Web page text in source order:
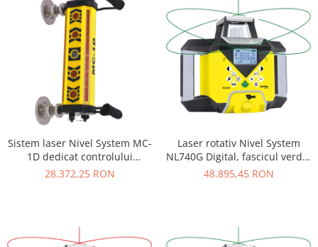
Sistem laser Nivel System MC-
1D dedicat controlului
functionarii utilajelor de
28.372,25 RON
Laser rotativ Nivel System
NL740G Digital, fascicul verde,
planuri verticale si orizontale
48.895,45 RON